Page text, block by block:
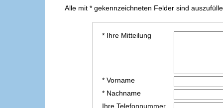
Alle mit * gekennzeichneten Felder sind
* Ihre Mitteilung
* Vorname
* Nachname
Ihre Telefonnummer